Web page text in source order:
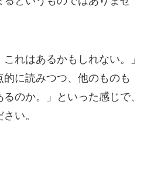
れはあるかもしれない。」
的に読みつつ、他のものも
るのか。」といった感じで、
い。